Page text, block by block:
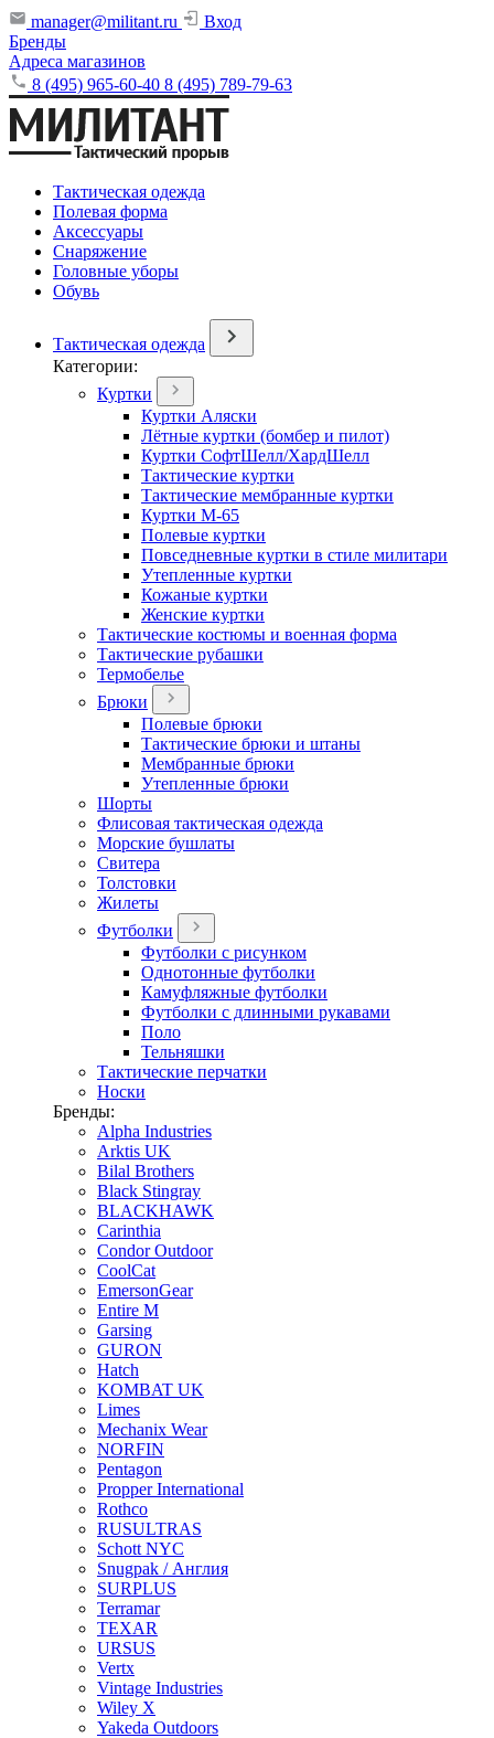
manager@militant.ru
Вход
Бренды
Адреса магазинов
8 (495) 965-60-40 8 (495) 789-79-63
Тактическая одежда
Полевая форма
Аксессуары
Снаряжение
Головные уборы
Обувь
Тактическая одежда
Категории:
Куртки
Куртки Аляски
Лётные куртки (бомбер и пилот)
Куртки СофтШелл/ХардШелл
Тактические куртки
Тактические мембранные куртки
Куртки М-65
Полевые куртки
Повседневные куртки в стиле милитари
Утепленные куртки
Кожаные куртки
Женские куртки
Тактические костюмы и военная форма
Тактические рубашки
Термобелье
Брюки
Полевые брюки
Тактические брюки и штаны
Мембранные брюки
Утепленные брюки
Шорты
Флисовая тактическая одежда
Морские бушлаты
Свитера
Толстовки
Жилеты
Футболки
Футболки с рисунком
Однотонные футболки
Камуфляжные футболки
Футболки с длинными рукавами
Поло
Тельняшки
Тактические перчатки
Носки
Бренды:
Alpha Industries
Arktis UK
Bilal Brothers
Black Stingray
BLACKHAWK
Carinthia
Condor Outdoor
CoolCat
EmersonGear
Entire M
Garsing
GURON
Hatch
KOMBAT UK
Limes
Mechanix Wear
NORFIN
Pentagon
Propper International
Rothco
RUSULTRAS
Schott NYC
Snugpak / Англия
SURPLUS
Terramar
TEXAR
URSUS
Vertx
Vintage Industries
Wiley X
Yakeda Outdoors